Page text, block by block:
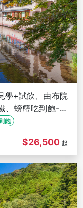
學+試飲、由布院
、螃蟹吃到飽-台
飽
$26,500 起